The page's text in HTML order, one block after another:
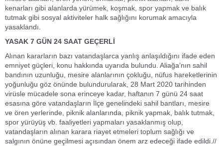
kenarları gibi alanlarda yürümek, koşmak, spor yapmak ve balık
tutmak gibi sosyal aktiviteler halk sağlığını korumak amacıyla
yasaklandı.
YASAK 7 GÜN 24 SAAT GEÇERLİ
Alınan kararların bazı vatandaşlarca yanlış anlaşıldığını ifade eden
emniyet güçleri, konu hakkında uyarıda bulundu. Aliağa’nın sahil
bandının uzunluğu, mesire alanlarının çokluğu, nüfus hareketlerinin
yoğunluğu göz önünde bulundurularak, 28 Mart 2020 tarihinden
virüsle mücadele sona erinceye kadar, haftanın 7 günü 24 saat
esasına göre vatandaşların İlçe genelindeki sahil bantları, mesire
ve ören yerlerinde, piknik alanlarında, piknik yapmak, balık tutmak,
spor yürüyüş vb. faaliyetleri yapmaları yasaklanmış olup,
vatandaşların alınan karara riayet etmeleri toplum sağlığı ve
salgının önüne geçilmesi açısından önem arz edeceği ifade edildi. //